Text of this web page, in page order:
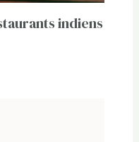
indiens